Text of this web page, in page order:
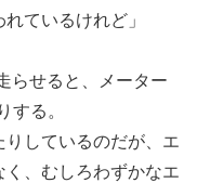
ているけれど」
らせると、メーター
する。
しているのだが、エ
、むしろわずかなエ